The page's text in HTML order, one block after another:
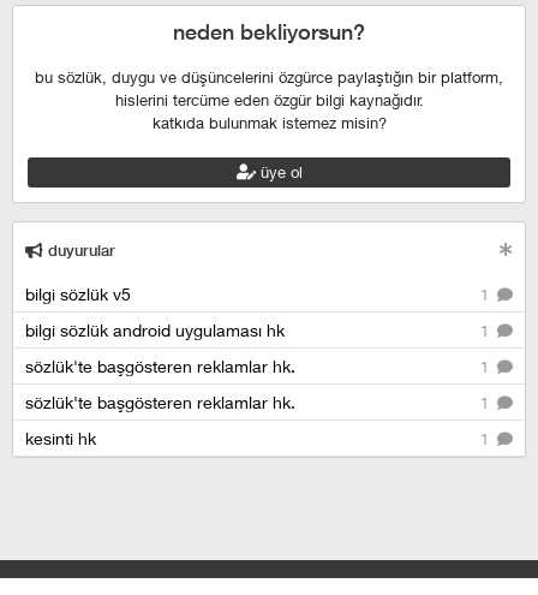
neden bekliyorsun?
bu sözlük, duygu ve düşüncelerini özgürce paylaştığın bir platform,
hislerini tercüme eden özgür bilgi kaynağıdır.
katkıda bulunmak istemez misin?
üye ol
duyurular
1
bilgi sözlük v5
1
bilgi sözlük android uygulaması hk
1
sözlük'te başgösteren reklamlar hk.
1
sözlük'te başgösteren reklamlar hk.
1
kesinti hk